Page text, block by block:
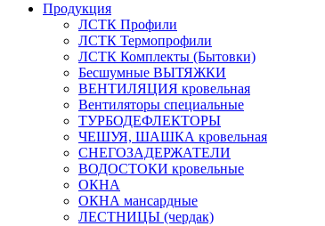
Продукция
ЛСТК Профили
ЛСТК Термопрофили
ЛСТК Комплекты (Бытовки)
Бесшумные ВЫТЯЖКИ
ВЕНТИЛЯЦИЯ кровельная
Вентиляторы специальные
ТУРБОДЕФЛЕКТОРЫ
ЧЕШУЯ, ШАШКА кровельная
СНЕГОЗАДЕРЖАТЕЛИ
ВОДОСТОКИ кровельные
ОКНА
ОКНА мансардные
ЛЕСТНИЦЫ (чердак)